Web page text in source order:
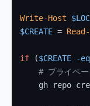
Write-Host
$CREATE =
if ($CREATE -eq
# プライベ
gh repo